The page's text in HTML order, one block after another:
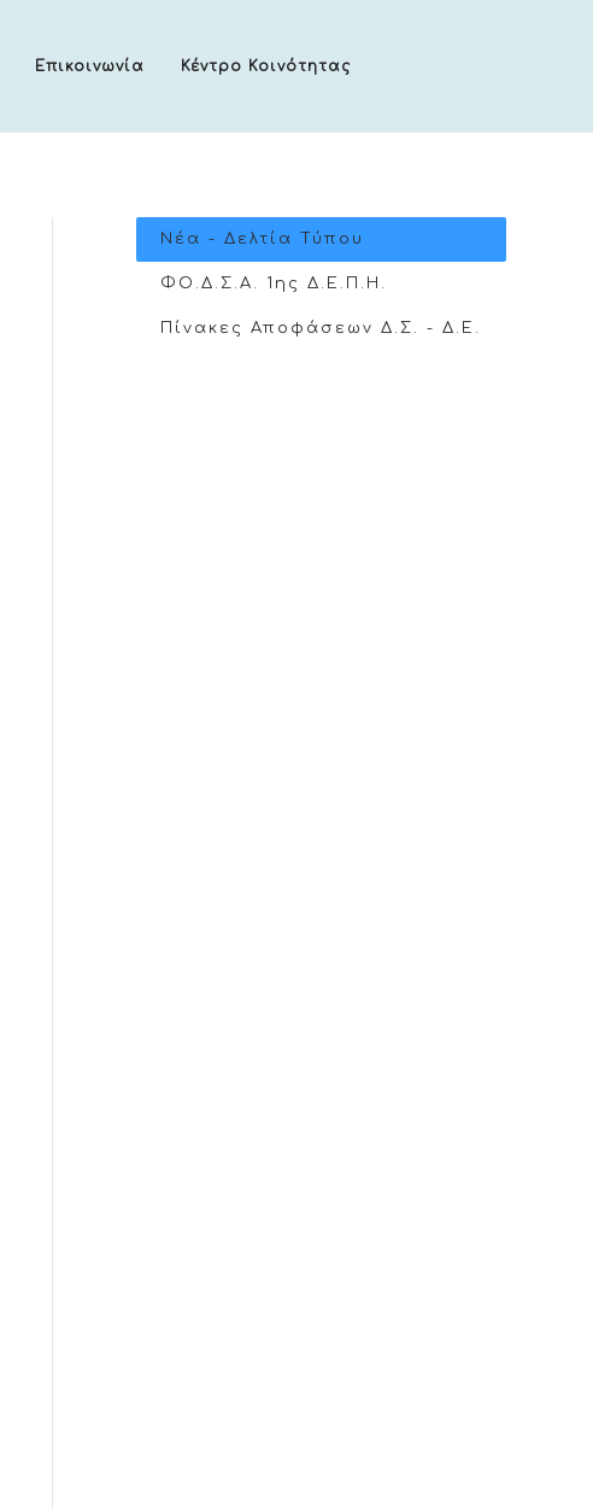
Επικοινωνία Κέντρο Κοινότητας
Νέα - Δελτία Τύπου
ΦΟ.Δ.Σ.Α. 1ης Δ.Ε.Π.Η.
Πίνακες Αποφάσεων Δ.Σ. - Δ.Ε.